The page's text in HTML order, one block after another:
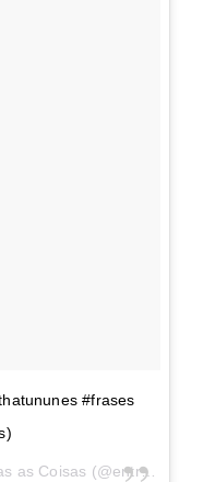
#frases
Uma foto publicada por Entre Todas as Coisas (@entretodasascoisas) em